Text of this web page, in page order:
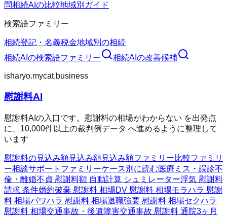
問相続AIの比較地域別ガイド
検索語ファミリー
相続登記・名義税金地域別の相続
相続AI の検索語ファミリー 相続AI の改善候補
isharyo.mycat.business
慰謝料AI
慰謝料AIの入口です。慰謝料の相場がわからない を出発点
に、10,000件以上の裁判例データ へ進めるように整理して
います
慰謝料の見込み額見込み額見込み額ファミリー比較ファミリ
ー相談サポートファミリーケース別に読む医療ミス・誤診不
倫・離婚不貞 慰謝料額 自動計算 シュミレーター浮気 慰謝料
請求 条件婚約破棄 慰謝料 相場DV 慰謝料 相場モラハラ 慰謝
料 相場パワハラ 慰謝料 相場退職強要 慰謝料 相場セクハラ
慰謝料 相場交通事故・後遺障害交通事故 慰謝料 通院3ヶ月